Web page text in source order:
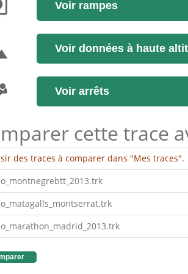
Voir rampes
Voir données à haute
Voir arrêts
cette trace
des traces à comparer dans "Mes traces".